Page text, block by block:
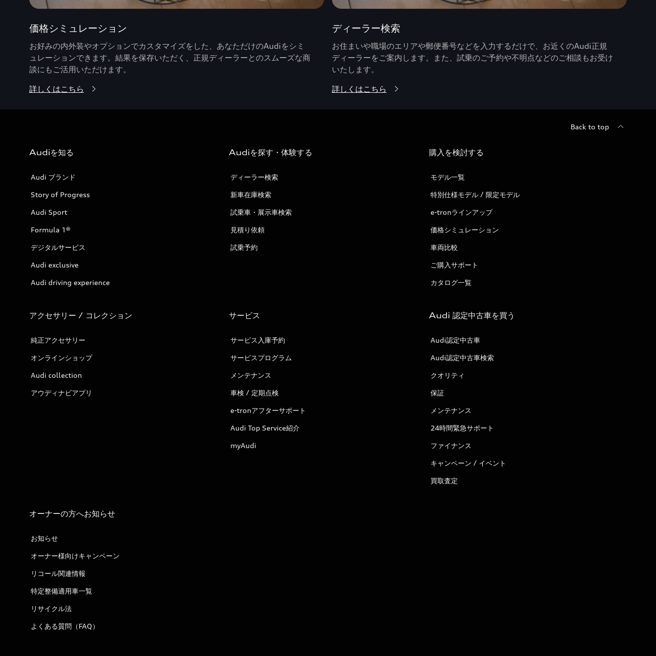
価格シミュレーション
お好みの内外装やオプションでカスタマイズをした、あなただけのAudiをシミ
ュレーションできます。結果を保存いただく、正規ディーラーとのスムーズな商
談にもご活用いただけます。
詳しくはこちら
ディーラー検索
お住まいや職場のエリアや郵便番号などを入力するだけで、お近くのAudi正規
ディーラーをご案内します。また、試乗のご予約や不明点などのご相談もお受け
いたします。
詳しくはこちら
Back to top
Audiを知る
Audi ブランド
Story of Progress
Audi Sport
Formula 1®
デジタルサービス
Audi exclusive
Audi driving experience
Audiを探す・体験する
ディーラー検索
新車在庫検索
試乗車・展示車検索
見積り依頼
試乗予約
購入を検討する
モデル一覧
特別仕様モデル / 限定モデル
e-tronラインアップ
価格シミュレーション
車両比較
ご購入サポート
カタログ一覧
アクセサリー / コレクション
純正アクセサリー
オンラインショップ
Audi collection
アウディナビアプリ
サービス
サービス入庫予約
サービスプログラム
メンテナンス
車検 / 定期点検
e-tronアフターサポート
Audi Top Service紹介
myAudi
Audi 認定中古車を買う
Audi認定中古車
Audi認定中古車検索
クオリティ
保証
メンテナンス
24時間緊急サポート
ファイナンス
キャンペーン / イベント
買取査定
オーナーの方へお知らせ
お知らせ
オーナー様向けキャンペーン
リコール関連情報
特定整備適用車一覧
リサイクル法
よくある質問（FAQ）